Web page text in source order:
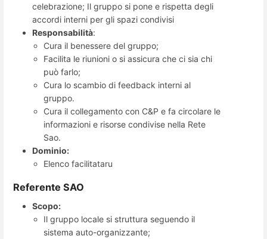
celebrazione; Il gruppo si pone e rispetta degli
accordi interni per gli spazi condivisi
Responsabilità:
Cura il benessere del gruppo;
Facilita le riunioni o si assicura che ci sia chi
può farlo;
Cura lo scambio di feedback interni al
gruppo.
Cura il collegamento con C&P e fa circolare le
informazioni e risorse condivise nella Rete
Sao.
Dominio:
Elenco facilitataru
Referente SAO
Scopo:
Il gruppo locale si struttura seguendo il
sistema auto-organizzante;